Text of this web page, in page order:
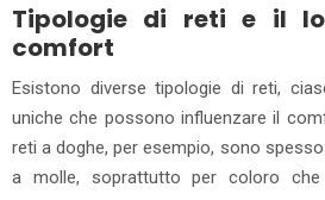
Tipologie di reti e il
comfort
Esistono diverse tipologie di reti,
uniche che possono influenzare il
reti a doghe, per esempio, sono
a molle, soprattutto per coloro